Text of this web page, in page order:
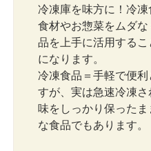
冷凍庫を味方に！冷
食材やお惣菜をムダ
品を上手に活用する
になります。
冷凍食品＝手軽で便
すが、実は急速冷凍
味をしっかり保った
な食品でもあります。